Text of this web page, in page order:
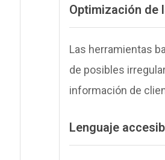
Optimización de
Las herramientas
de posibles
información de
Lenguaje